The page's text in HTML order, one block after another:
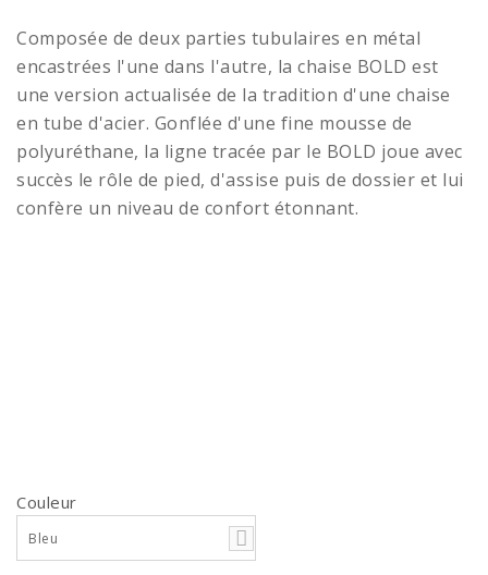
Composée de deux parties tubulaires en métal
encastrées l'une dans l'autre, la chaise BOLD est
une version actualisée de la tradition d'une chaise
en tube d'acier. Gonflée d'une fine mousse de
polyuréthane, la ligne tracée par le BOLD joue avec
succès le rôle de pied, d'assise puis de dossier et lui
confère un niveau de confort étonnant.
Couleur
Bleu